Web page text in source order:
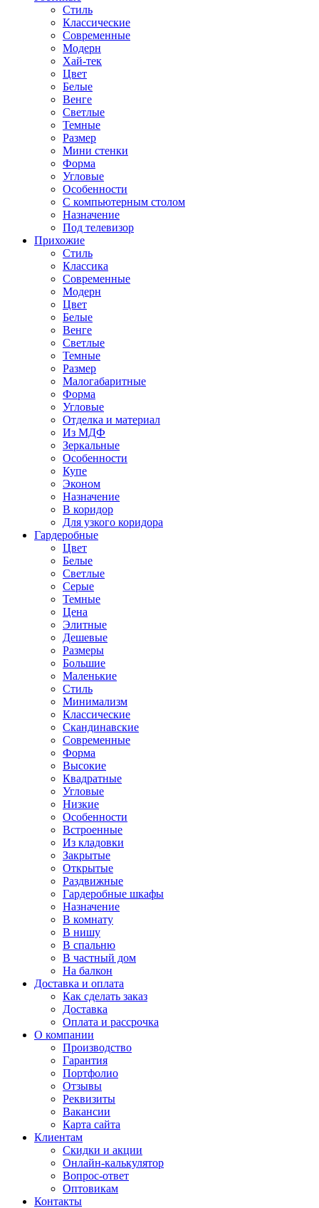
Стиль
Классические
Современные
Модерн
Хай-тек
Цвет
Белые
Венге
Светлые
Темные
Размер
Мини стенки
Форма
Угловые
Особенности
С компьютерным столом
Назначение
Под телевизор
Прихожие
Стиль
Классика
Современные
Модерн
Цвет
Белые
Венге
Светлые
Темные
Размер
Малогабаритные
Форма
Угловые
Отделка и материал
Из МДФ
Зеркальные
Особенности
Купе
Эконом
Назначение
В коридор
Для узкого коридора
Гардеробные
Цвет
Белые
Светлые
Серые
Темные
Цена
Элитные
Дешевые
Размеры
Большие
Маленькие
Стиль
Минимализм
Классические
Скандинавские
Современные
Форма
Высокие
Квадратные
Угловые
Низкие
Особенности
Встроенные
Из кладовки
Закрытые
Открытые
Раздвижные
Гардеробные шкафы
Назначение
В комнату
В нишу
В спальню
В частный дом
На балкон
Доставка и оплата
Как сделать заказ
Доставка
Оплата и рассрочка
О компании
Производство
Гарантия
Портфолио
Отзывы
Реквизиты
Вакансии
Карта сайта
Клиентам
Скидки и акции
Онлайн-калькулятор
Вопрос-ответ
Оптовикам
Контакты